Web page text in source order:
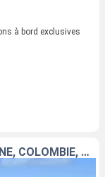
à bord exclusives
ÉTATS-UNIS, RÉPUBLIQUE DOMINICAINE, COLOMBIE, PANAMA, PORTO RICO, GUATEMALA, MEXIQUE